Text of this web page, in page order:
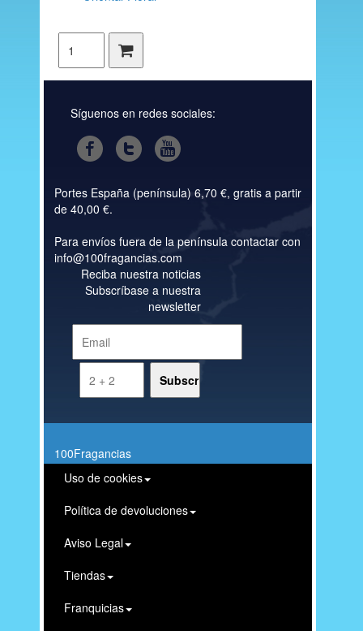
Síguenos en redes sociales:
Portes España (península) 6,70 €, gratis a partir
de 40,00 €.
Para envíos fuera de la península contactar con
info@100fragancias.com
Reciba nuestra noticias
Subscríbase a nuestra
newsletter
100Fragancias
Uso de cookies
Política de devoluciones
Aviso Legal
Tiendas
Franquicias